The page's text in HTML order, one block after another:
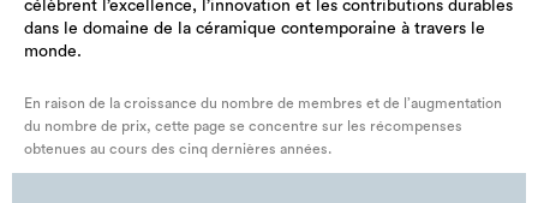
célèbrent l’excellence, l’innovation et les contributions durables
dans le domaine de la céramique contemporaine à travers le
monde.
En raison de la croissance du nombre de membres et de l’augmentation
du nombre de prix, cette page se concentre sur les récompenses
obtenues au cours des cinq dernières années.